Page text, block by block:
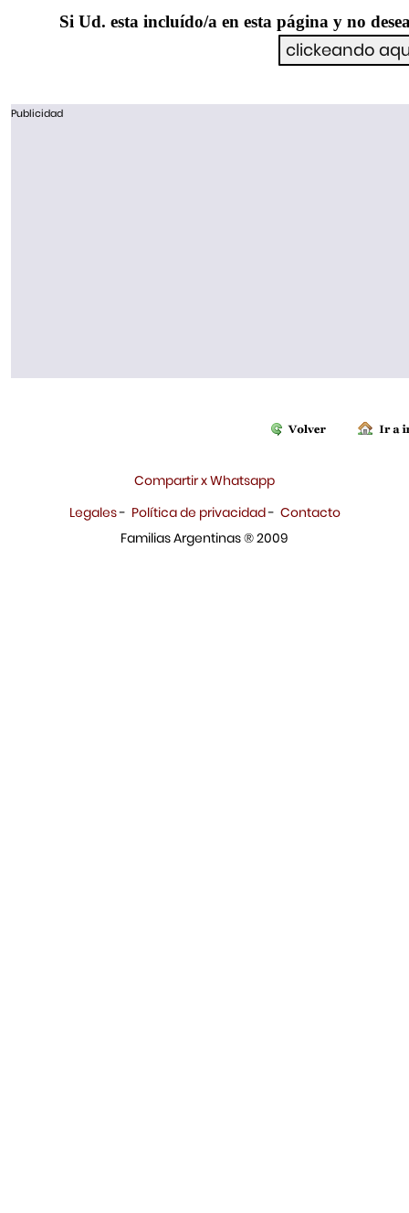
Si Ud. esta incluído/a en esta página y no
Publicidad
Compartir x Whatsapp
Legales- Política de privacidad- Contacto
Familias Argentinas ® 2009